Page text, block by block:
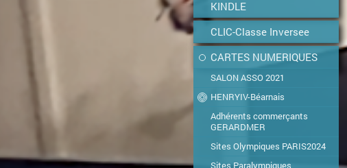
KINDLE
CLIC-Classe Inversee
CARTES NUMERIQUES
SALON ASSO 2021
HENRYIV-Béarnais
Adhérents commerçants
GERARDMER
Sites Olympiques PARIS2024
Sites Paralympiques